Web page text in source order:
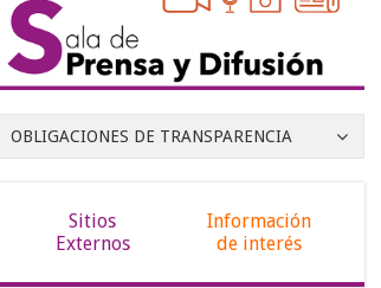
OBLIGACIONES DE TRANSPARENCIA
Sitios
Externos
Información
de interés